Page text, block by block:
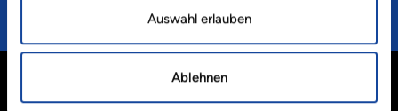
Auswahl erlauben
Ablehnen